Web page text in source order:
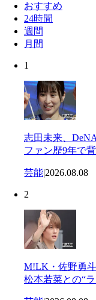
おすすめ
24時間
週間
月間
1
志田未来、
ファン歴9年で
芸能|2026.08.08
2
M!LK・佐野勇
松本若菜との“